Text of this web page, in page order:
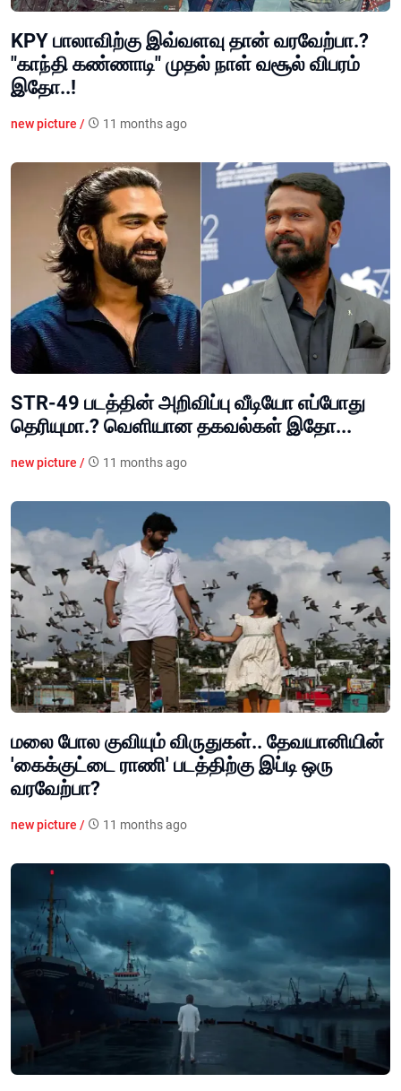
KPY பாலாவிற்கு இவ்வளவு தான் வரவேற்பா.?
"காந்தி கண்ணாடி" முதல் நாள் வசூல் விபரம்
இதோ..!
new picture / 11 months ago
STR-49 படத்தின் அறிவிப்பு வீடியோ எப்போது
தெரியுமா.? வெளியான தகவல்கள் இதோ...
new picture / 11 months ago
மலை போல குவியும் விருதுகள்.. தேவயானியின்
'கைக்குட்டை ராணி' படத்திற்கு இப்டி ஒரு
வரவேற்பா?
new picture / 11 months ago